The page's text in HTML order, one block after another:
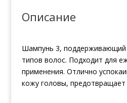
Описание
Шампунь 3, поддерживающий
типов волос. Подходит для
применения. Отлично
кожу головы,